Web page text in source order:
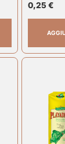
0,25 €